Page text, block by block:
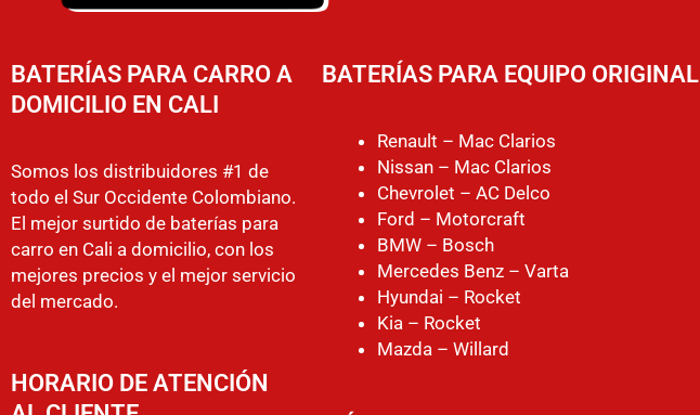
BATERÍAS PARA CARRO A
DOMICILIO EN CALI
Somos los distribuidores #1 de
todo el Sur Occidente Colombiano.
El mejor surtido de baterías para
carro en Cali a domicilio, con los
mejores precios y el mejor servicio
del mercado.
HORARIO DE ATENCIÓN
BATERÍAS PARA EQUIPO ORIGINAL
Renault – Mac Clarios
Nissan – Mac Clarios
Chevrolet – AC Delco
Ford – Motorcraft
BMW – Bosch
Mercedes Benz – Varta
Hyundai – Rocket
Kia – Rocket
Mazda – Willard